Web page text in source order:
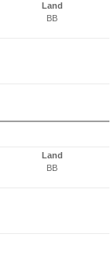
Land
BB
Land
BB